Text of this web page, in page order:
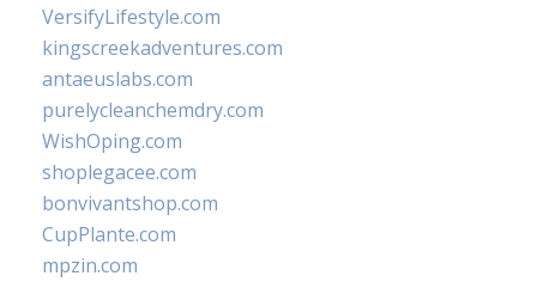
VersifyLifestyle.com
kingscreekadventures.com
antaeuslabs.com
purelycleanchemdry.com
WishOping.com
shoplegacee.com
bonvivantshop.com
CupPlante.com
mpzin.com